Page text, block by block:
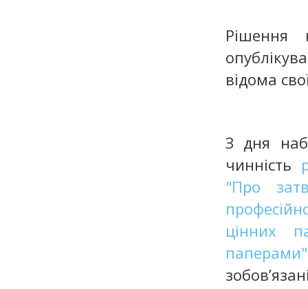
Рішення
відома
З дня
чинність
"Про
цінних
паперами"